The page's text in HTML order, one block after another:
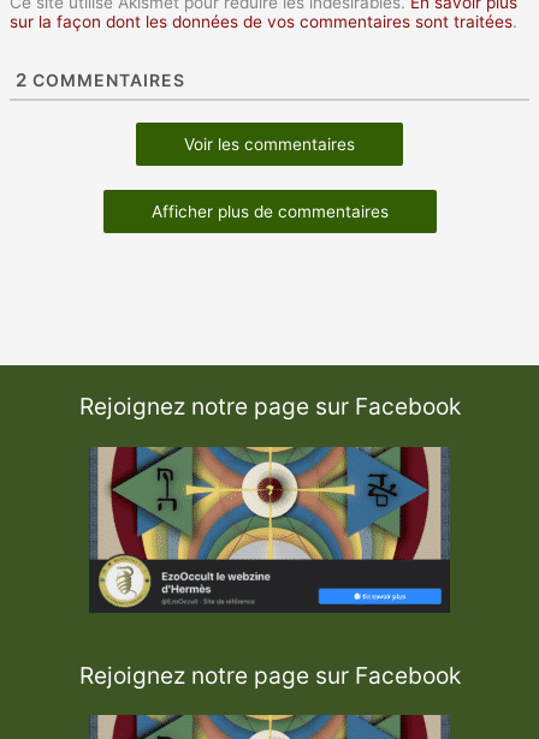
sur la façon dont les données de vos commentaires sont traitées.
2 COMMENTAIRES
Voir les commentaires
Afficher plus de commentaires
Rejoignez notre page sur Facebook
Rejoignez notre page sur Facebook